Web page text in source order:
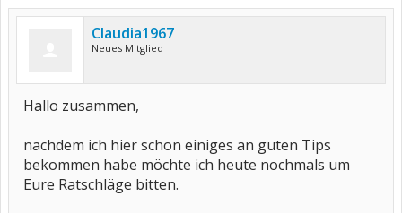
Claudia1967
Neues Mitglied
Hallo zusammen,
nachdem ich hier schon einiges an guten Tips
bekommen habe möchte ich heute nochmals um
Eure Ratschläge bitten.